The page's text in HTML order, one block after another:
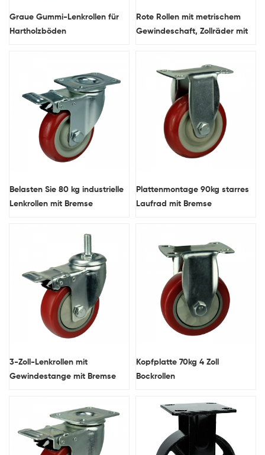
Graue Gummi-Lenkrollen für
Hartholzböden
Rote Rollen mit metrischem
Gewindeschaft, Zollräder mit
Belasten Sie 80 kg industrielle
Lenkrollen mit Bremse
Plattenmontage 90kg starres
Laufrad mit Bremse
3-Zoll-Lenkrollen mit
Gewindestange mit Bremse
Kopfplatte 70kg 4 Zoll
Bockrollen